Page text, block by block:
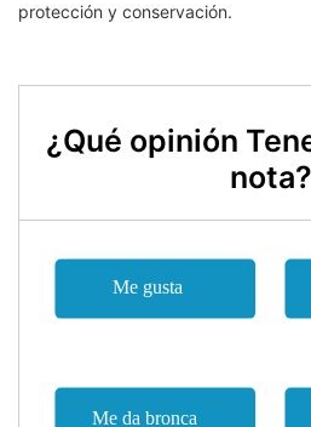
protección y conservación.
¿Qué opinión
nota?